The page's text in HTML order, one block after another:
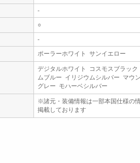
-
○
-
ポーラーホワイト サンイエロー
デジタルホワイト コスモスブラッ
ムブルー イリジウムシルバー マウ
グレー モハーベシルバー
※諸元・装備情報は一部本国仕様の
掲載しております